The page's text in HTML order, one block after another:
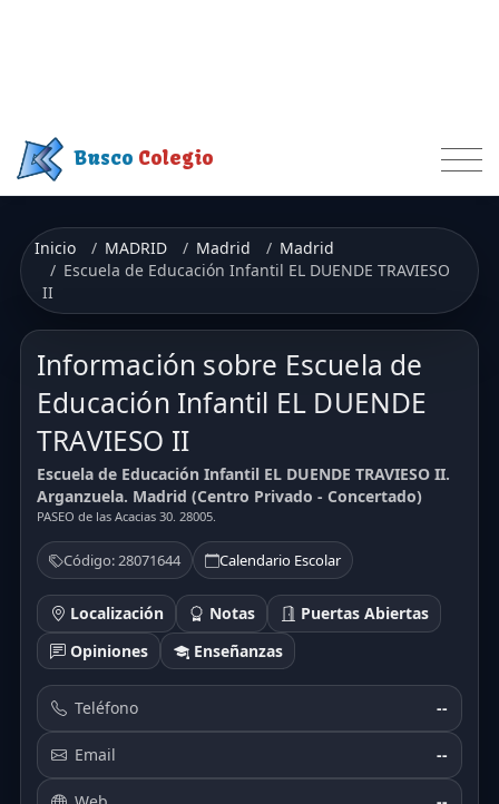
Busco Colegio
Inicio MADRID Madrid
Madrid
Escuela de Educación Infantil EL DUENDE TRAVIESO
II
Información sobre Escuela de
Educación Infantil EL DUENDE
TRAVIESO II
Escuela de Educación Infantil EL DUENDE TRAVIESO II.
Arganzuela. Madrid (Centro Privado - Concertado)
PASEO de las Acacias 30. 28005.
Código: 28071644 Calendario Escolar
Localización Notas
Puertas Abiertas
Opiniones
Enseñanzas
Teléfono --
Email --